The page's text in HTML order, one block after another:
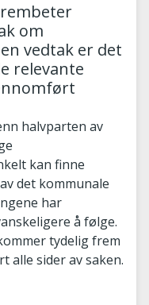
om
vedtak er det
relevante
halvparten av
kan finne
det kommunale
har
å følge.
tydelig frem
alle sider av saken.